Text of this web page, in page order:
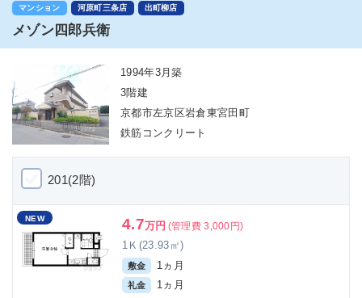
マンション 河原町三条店 出町柳店
メゾン四郎兵衛
1994年3月築
3階建
京都市左京区岩倉東宮田町
鉄筋コンクリート
201(2階)
NEW 4.7万円 (管理費 3,000円)
1Ｋ(23.93㎡)
敷金 1ヵ月
礼金 1ヵ月